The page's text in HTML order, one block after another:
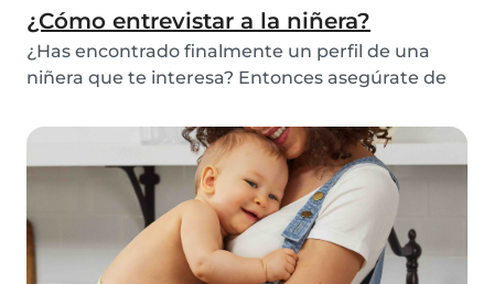
¿Cómo entrevistar a la niñera?
¿Has encontrado finalmente un perfil de una
niñera que te interesa? Entonces asegúrate de